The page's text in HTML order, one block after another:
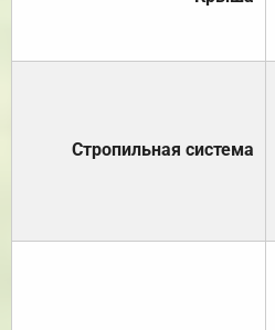
Стропильная система